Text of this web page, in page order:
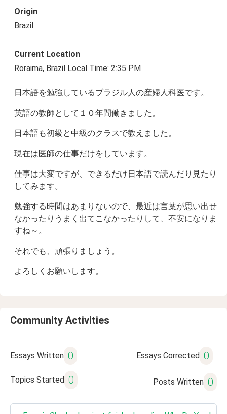
Origin
Brazil
Current Location
Roraima, Brazil Local Time: 2:35 PM
日本語を勉強しているブラジル人の産婦人科医です。
英語の教師として１０年間働きました。
日本語も初級と中級のクラスで教えました。
現在は医師の仕事だけをしています。
仕事は大変ですが、できるだけ日本語で読んだり見たり
してみます。
勉強する時間はあまりないので、最近は言葉が思い出せ
なかったりうまく出てこなかったりして、不安になりま
すね～。
それでも、頑張りましょう。
よろしくお願いします。
Community Activities
Essays Written 0 Essays Corrected 0
Topics Started 0 Posts Written 0